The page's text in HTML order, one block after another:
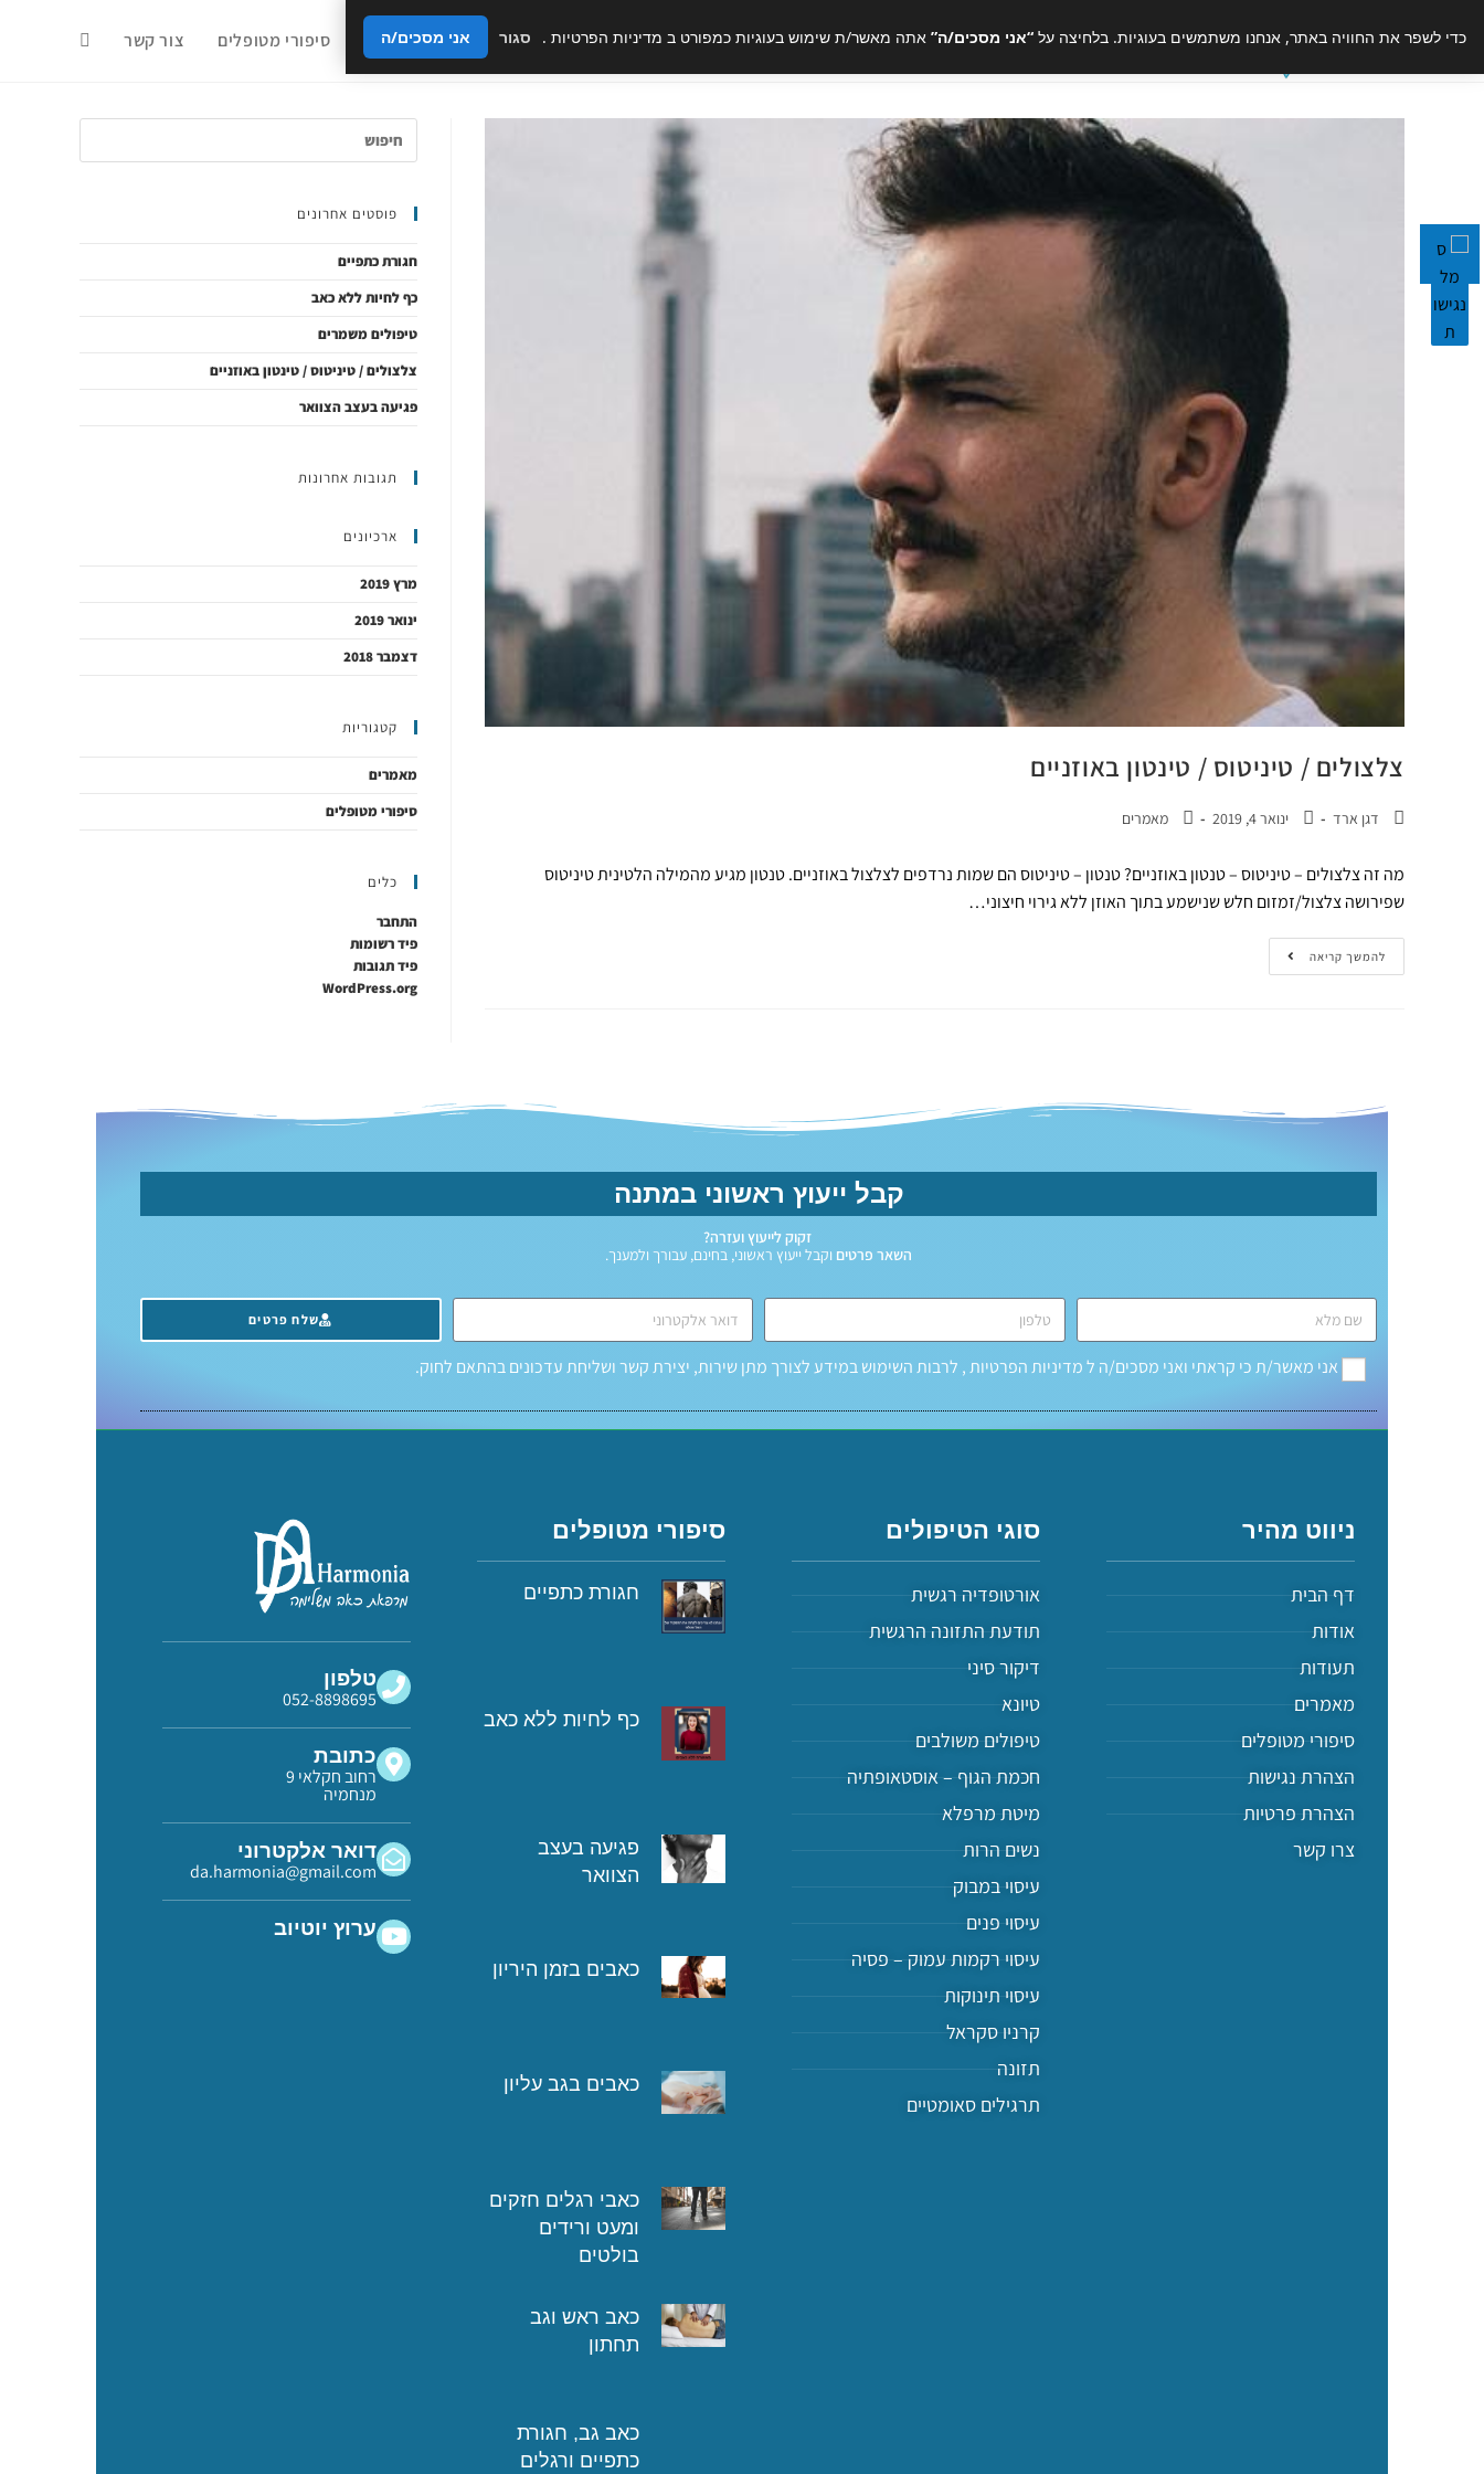
כדי לשפר את החוויה באתר, אנחנו משתמשים בעוגיות. בלחיצה על “אני מסכים/ה” אתה מאשר/ת שימוש בעוגיות כמפורט ב מדיניות הפרטיות . סגור אני מסכים/ה דף הבית סוגי הטיפולים אודות תעודות מאמרים סיפורי מטופלים צור קשר
צלצולים / טיניטוס / טינטון באוזניים
דגן ארד ינואר 4, 2019 מאמרים
מה זה צלצולים – טיניטוס – טנטון באוזניים? טנטון – טיניטוס הם שמות נרדפים לצלצול באוזניים. טנטון מגיע מהמילה הלטינית טיניטוס
שפירושה צלצול/זמזום חלש שנישמע בתוך האוזן ללא גירוי חיצוני…
להמשך קריאה
פוסטים אחרונים
חגורת כתפיים
כף לחיות ללא כאב
טיפולים משמרים
צלצולים / טיניטוס / טינטון באוזניים
פגיעה בעצב הצוואר
תגובות אחרונות
ארכיונים
מרץ 2019
ינואר 2019
דצמבר 2018
קטגוריות
מאמרים
סיפורי מטופלים
כלים
התחבר
פיד רשומות
פיד תגובות
WordPress.org
קבל ייעוץ ראשוני במתנה
זקוק לייעוץ ועזרה?
השאר פרטים וקבל ייעוץ ראשוני, בחינם, עבורך ולמענך.
אני מאשר/ת כי קראתי ואני מסכים/ה למדיניות הפרטיות, לרבות השימוש במידע לצורך מתן שירות, יצירת קשר ושליחת עדכונים בהתאם לחוק.
שלח פרטים
ניווט מהיר
דף הבית
אודות
תעודות
מאמרים
סיפורי מטופלים
הצהרת נגישות
הצהרת פרטיות
צרו קשר
סוגי הטיפולים
אורטופדיה רגשית
תודעת התזונה הרגשית
דיקור סיני
טיונא
טיפולים משולבים
חכמת הגוף – אוסטאופתיה
מיטת מרפלא
נשים הרות
עיסוי במבוק
עיסוי פנים
עיסוי רקמות עמוק – פסיה
עיסוי תינוקות
קרניו סקראל
תזונה
תרגילים סאומטיים
סיפורי מטופלים
חגורת כתפיים
כף לחיות ללא כאב
פגיעה בעצב
הצוואר
כאבים בזמן היריון
כאבים בגב עליון
כאבי רגלים חזקים
ומעט ורידים
בולטים
כאב ראש וגב
תחתון
כאב גב, חגורת
כתפיים ורגלים
טלפון
052-8898695
כתובת
רחוב חקלאי 9
מנחמיה
דואר אלקטרוני
da.harmonia@gmail.com
ערוץ יוטיוב